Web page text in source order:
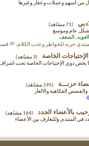
من اسهم وعملات وعقار وغيرها
(71 مشاهد)
بشكل عام وموسع
الغويد, الشعف
منتدى حزنه للخواطر وعذب الكلام,
الخاصة
(3 مشاهد)
يخص ذوي الإحتياجات الخاصة تحت
حزنـــة
(195 مشاهد)
الفكاهية والالغاز
بالأعضاء الجدد
(164 مشاهد)
في المنتدى وللتعارف بين الأعضاء